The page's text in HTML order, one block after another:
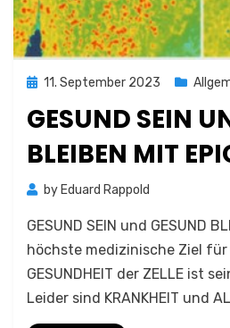
Posted
11. September 2023
GESUND SEIN
BLEIBEN MIT
by Eduard Rappold
GESUND SEIN und GESUND
höchste medizinische Ziel für
GESUNDHEIT der ZELLE ist
Leider sind KRANKHEIT und